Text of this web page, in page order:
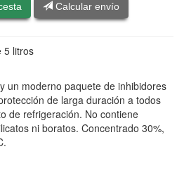
Calcular envío
5 litros
un moderno paquete de inhibidores
de larga duración a todos
de refrigeración. No contiene
ni boratos. Concentrado 30%,